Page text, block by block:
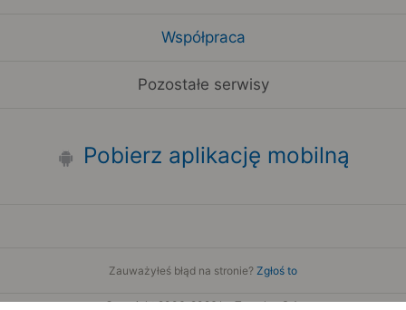
Współpraca
Pozostałe serwisy
Pobierz aplikację mobilną
Zauważyłeś błąd na stronie? Zgłoś to
Copyright 2006-2026 by Teroplan S.A.